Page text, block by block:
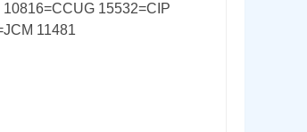
15532=CIP
11481